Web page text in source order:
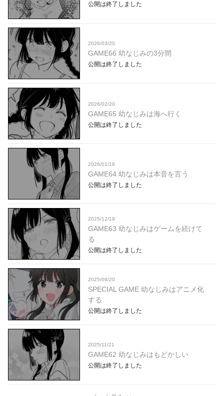
公開は終了しました
2026/03/20
GAME66 幼なじみの3分間
公開は終了しました
2026/02/20
GAME65 幼なじみは海へ行く
公開は終了しました
2026/01/16
GAME64 幼なじみは本音を言う
公開は終了しました
2025/12/19
GAME63 幼なじみはゲームを続けて
る
公開は終了しました
2025/06/20
SPECIAL GAME 幼なじみはアニメ化
する
公開は終了しました
2025/11/21
GAME62 幼なじみはもどかしい
公開は終了しました